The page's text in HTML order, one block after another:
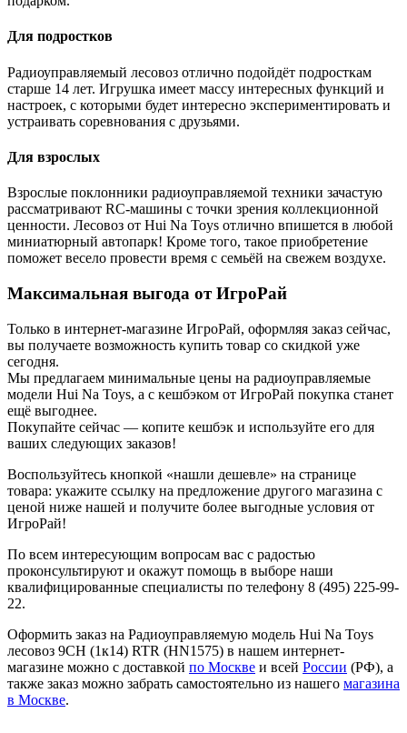
Для подростков
Радиоуправляемый лесовоз отлично подойдёт подросткам
старше 14 лет. Игрушка имеет массу интересных функций и
настроек, с которыми будет интересно экспериментировать и
устраивать соревнования с друзьями.
Для взрослых
Взрослые поклонники радиоуправляемой техники зачастую
рассматривают RC-машины с точки зрения коллекционной
ценности. Лесовоз от Hui Na Toys отлично впишется в любой
миниатюрный автопарк! Кроме того, такое приобретение
поможет весело провести время с семьёй на свежем воздухе.
Максимальная выгода от ИгроРай
Только в интернет-магазине ИгроРай, оформляя заказ сейчас,
вы получаете возможность купить товар со скидкой уже
сегодня.
Мы предлагаем минимальные цены на радиоуправляемые
модели Hui Na Toys, а с кешбэком от ИгроРай покупка станет
ещё выгоднее.
Покупайте сейчас — копите кешбэк и используйте его для
ваших следующих заказов!
Воспользуйтесь кнопкой «нашли дешевле» на странице
товара: укажите ссылку на предложение другого магазина с
ценой ниже нашей и получите более выгодные условия от
ИгроРай!
По всем интересующим вопросам вас с радостью
проконсультируют и окажут помощь в выборе наши
квалифицированные специалисты по телефону 8 (495) 225-99-
22.
Оформить заказ на Радиоуправляемую модель Hui Na Toys
лесовоз 9CH (1к14) RTR (HN1575) в нашем интернет-
магазине можно с доставкой по Москве и всей России (РФ), а
также заказ можно забрать самостоятельно из нашего магазина
в Москве.